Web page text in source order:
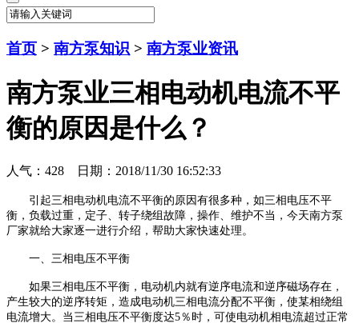
首页 > 南方泵知识 > 南方泵业资讯
南方泵业三相电动机电流不平
衡的原因是什么？
人气： 428 日期：2018/11/30 16:52:33
引起三相电动机电流不平衡的原因有很多种，如三相电压不平
衡，负载过重，定子、转子绕组故障，操作、维护不当，今天南方泵
厂家就给大家逐一进行介绍，帮助大家快速处理。
一、三相电压不平衡
如果三相电压不平衡，电动机内就有逆序电流和逆序磁场存在，
产生较大的逆序转矩，造成电动机三相电流分配不平衡，使某相绕组
电流增大。当三相电压不平衡度达5％时，可使电动机相电流超过正常